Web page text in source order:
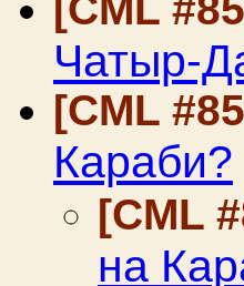
Чатыр-
[CML
Караби?
[CML
на